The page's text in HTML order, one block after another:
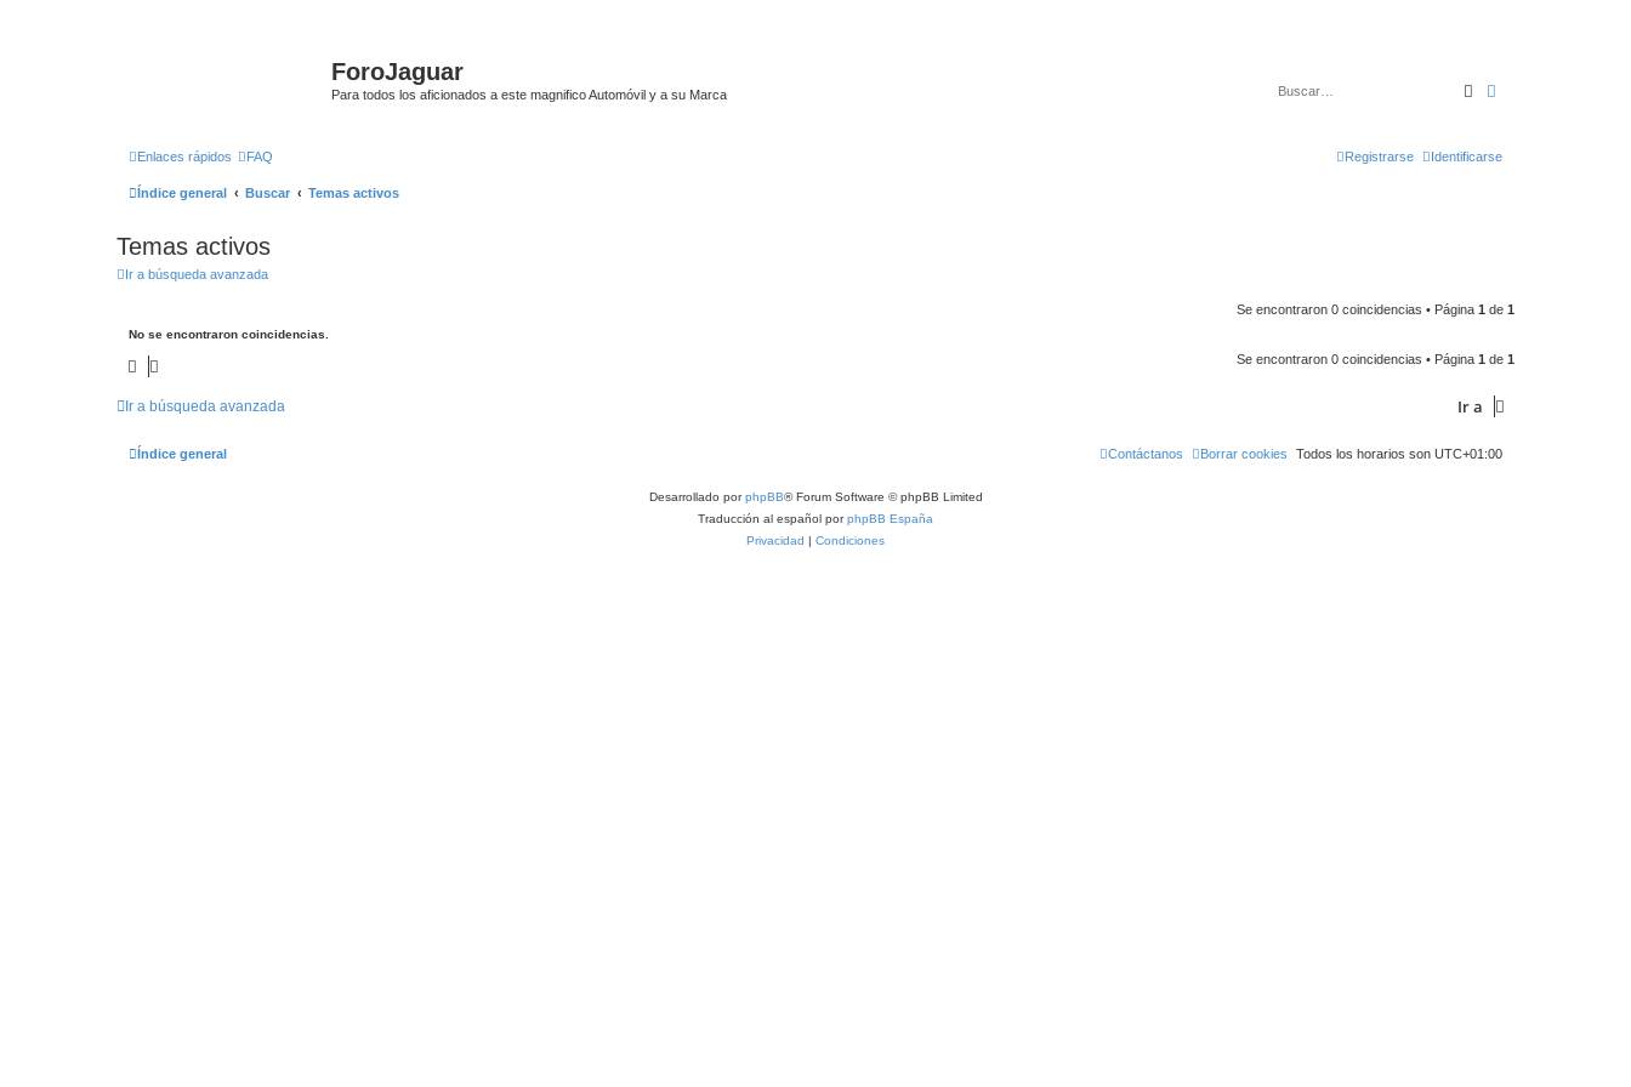
ForoJaguar
Para todos los aficionados a este magnifico Automóvil y a su Marca Buscar
Enlaces rápidos FAQ Identificarse
Registrarse
Índice general Buscar Temas activos
Temas activos
Ir a búsqueda avanzada
Se encontraron 0 coincidencias • Página 1 de 1
No se encontraron coincidencias.
Se encontraron 0 coincidencias • Página 1 de 1
Ir a búsqueda avanzada Ir a
Índice general Todos los horarios son UTC+01:00
Borrar cookies
Contáctanos
Desarrollado porphpBB® Forum Software © phpBB Limited
Traducción al español porphpBB España
Privacidad | Condiciones